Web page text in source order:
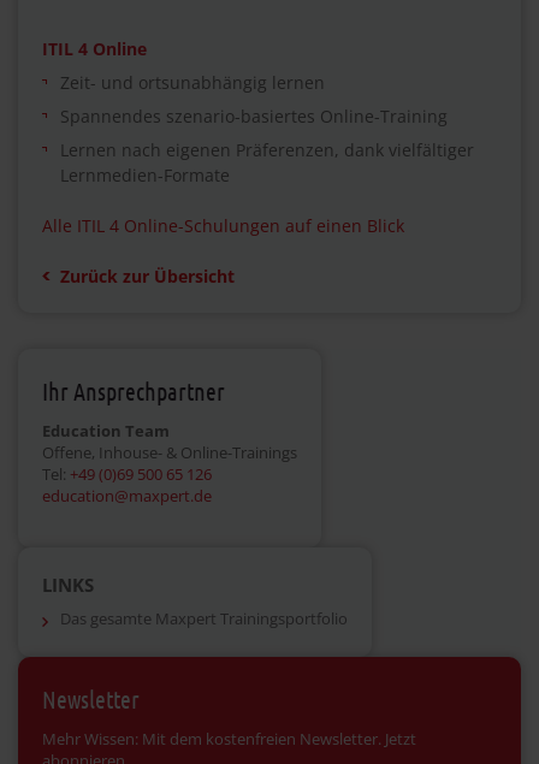
ITIL 4 Online
Zeit- und ortsunabhängig lernen
Spannendes szenario-basiertes Online-Training
Lernen nach eigenen Präferenzen, dank vielfältiger
Lernmedien-Formate
Alle ITIL 4 Online-Schulungen auf einen Blick
Zurück zur Übersicht
Ihr Ansprechpartner
Education Team
Offene, Inhouse- & Online-Trainings
Tel: +49 (0)69 500 65 126
education@maxpert.de
LINKS
Das gesamte Maxpert Trainingsportfolio
Newsletter
Mehr Wissen: Mit dem kostenfreien Newsletter. Jetzt